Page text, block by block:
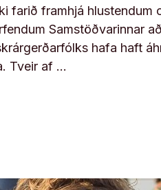
farið framhjá hlustendum
Samstöðvarinnar að
hafa haft
Tveir af …